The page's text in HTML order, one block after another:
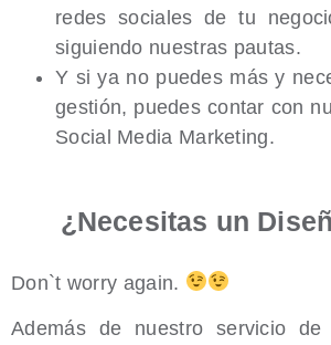
redes sociales de tu
siguiendo nuestras pautas.
Y si ya no puedes más y
gestión, puedes contar con
Social Media Marketing.
¿Necesitas un
Don`t worry again.
Además de nuestro servicio de